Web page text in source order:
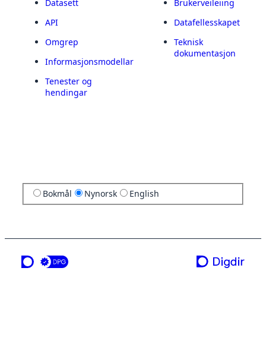
Datasett
API
Omgrep
Informasjonsmodellar
Tenester og
hendingar
Brukerveileiing
Datafellesskapet
Teknisk
dokumentasjon
Bokmål Nynorsk English